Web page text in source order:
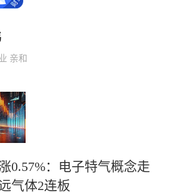
亲和
0.57%：电子特气概念走
气体2连板